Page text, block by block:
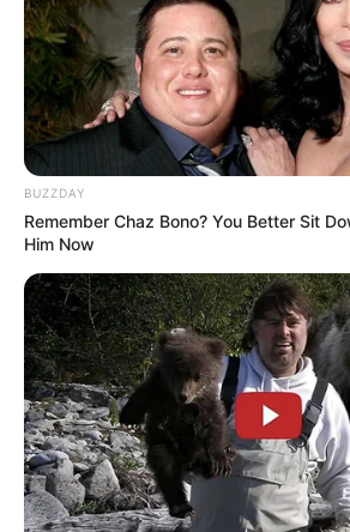
BUZZDAY
Remember Chaz Bono? You Better Sit
Him Now